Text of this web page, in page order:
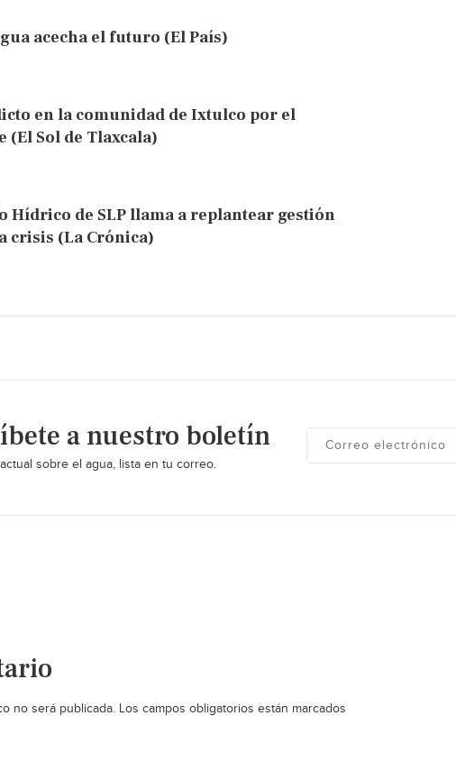
acecha el futuro (El País)
en la comunidad de Ixtulco por el
(El Sol de Tlaxcala)
Hídrico de SLP llama a replantear gestión
crisis (La Crónica)
a nuestro boletín
sobre el agua, lista en tu correo.
no será publicada. Los campos obligatorios están marcados